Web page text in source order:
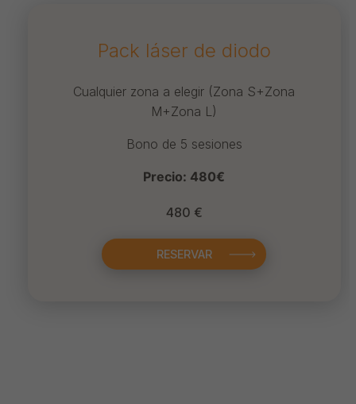
Pack láser de diodo
Cualquier zona a elegir (Zona S+Zona
M+Zona L)
Bono de 5 sesiones
Precio: 480€
480 €
RESERVAR